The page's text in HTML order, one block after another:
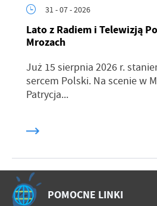
31 - 07 - 2026
Lato z Radiem i Telewizją
Mrozach
Już 15 sierpnia 2026 r.
sercem Polski. Na scenie w
Patrycja...
POMOCNE LINKI